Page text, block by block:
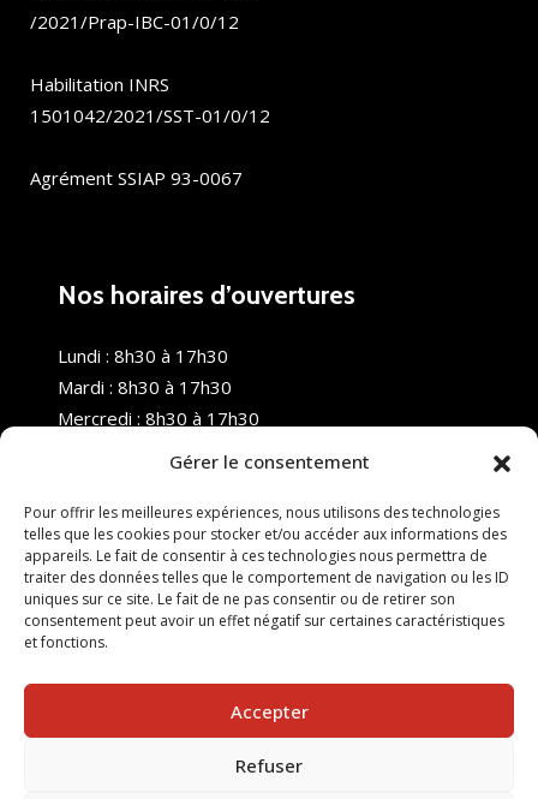
Gérer le consentement
Pour offrir les meilleures expériences, nous utilisons des technologies
telles que les cookies pour stocker et/ou accéder aux informations des
appareils. Le fait de consentir à ces technologies nous permettra de
traiter des données telles que le comportement de navigation ou les ID
uniques sur ce site. Le fait de ne pas consentir ou de retirer son
consentement peut avoir un effet négatif sur certaines caractéristiques
et fonctions.
Accepter
Refuser
/2021/Prap-IBC-01/0/12
Habilitation INRS
1501042/2021/SST-01/0/12
Agrément SSIAP 93-0067
Nos horaires d’ouvertures
Lundi : 8h30 à 17h30
Mardi : 8h30 à 17h30
Mercredi : 8h30 à 17h30
Samedi : Fermé
Dimanche : Fermé
© 2025 Nouvel R Formation - TOUS DROITS RÉSERVÉS -